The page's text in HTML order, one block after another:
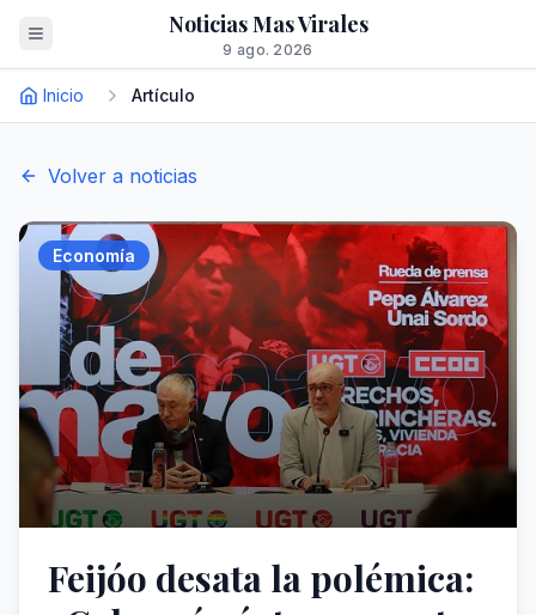
Noticias Mas Virales
9 ago. 2026
Inicio Artículo
Volver a noticias
Economía
Feijóo desata la polémica: